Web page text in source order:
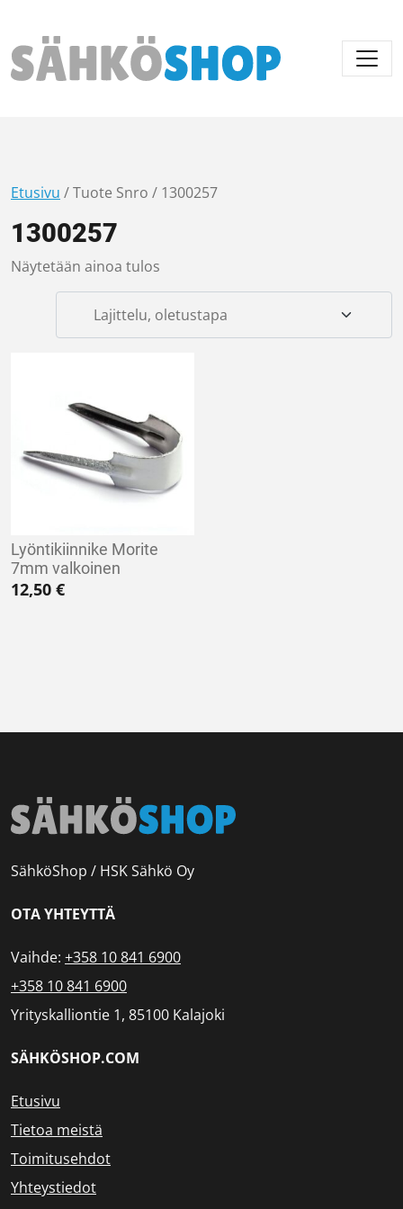
Päävalikko
Etusivu / Tuote Snro / 1300257
1300257
Näytetään ainoa tulos
Lyöntikiinnike Morite
7mm valkoinen
12,50 €
SähköShop / HSK Sähkö Oy
OTA YHTEYTTÄ
Vaihde: +358 10 841 6900
+358 10 841 6900
Yrityskalliontie 1, 85100 Kalajoki
SÄHKÖSHOP.COM
Etusivu
Tietoa meistä
Toimitusehdot
Yhteystiedot